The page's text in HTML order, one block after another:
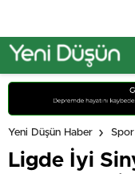
Yeni Düşün Haber Spor
Ligde İyi